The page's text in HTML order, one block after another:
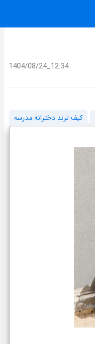
1404/08/24_12:34
کیف ترند دخترانه مدرسه